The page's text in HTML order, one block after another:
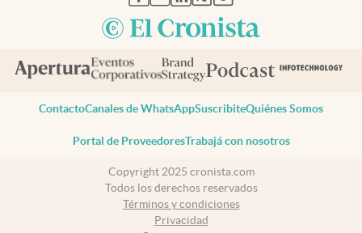
ContactoCanales de WhatsAppSuscribiteQuiénes Somos
Portal de ProveedoresTrabajá con nosotros
Copyright 2025 cronista.com
Todos los derechos reservados
Términos y condiciones
Privacidad